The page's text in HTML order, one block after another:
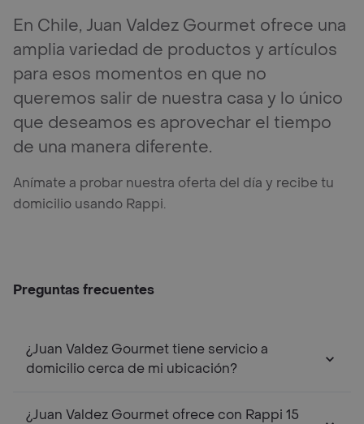
En Chile, Juan Valdez Gourmet ofrece una
amplia variedad de productos y artículos
para esos momentos en que no
queremos salir de nuestra casa y lo único
que deseamos es aprovechar el tiempo
de una manera diferente.
Anímate a probar nuestra oferta del día y recibe tu
domicilio usando Rappi.
Preguntas frecuentes
¿Juan Valdez Gourmet tiene servicio a
domicilio cerca de mi ubicación?
¿Juan Valdez Gourmet ofrece con Rappi 15